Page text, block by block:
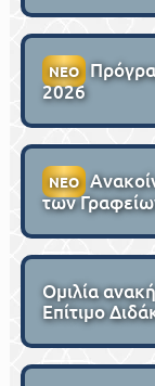
ΝΕΟ
2026
ΝΕΟ
των
Ομιλία
Επίτιμο